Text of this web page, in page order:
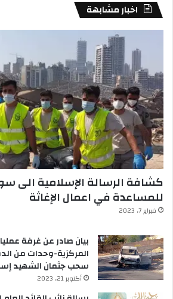
اخبار مشابهة
كشافة الرسالة الإسلامية الى
للمساعدة في اعمال الإغاثة
فبراير 7, 2023
بيان صادر عن غرفة
المركزية-وحدات من
سحب جثمان الشهيد
أكتوبر 21, 2023